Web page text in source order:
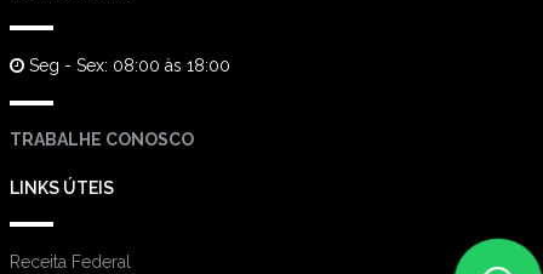
Seg - Sex: 08:00 às 18:00
TRABALHE CONOSCO
LINKS ÚTEIS
Receita Federal